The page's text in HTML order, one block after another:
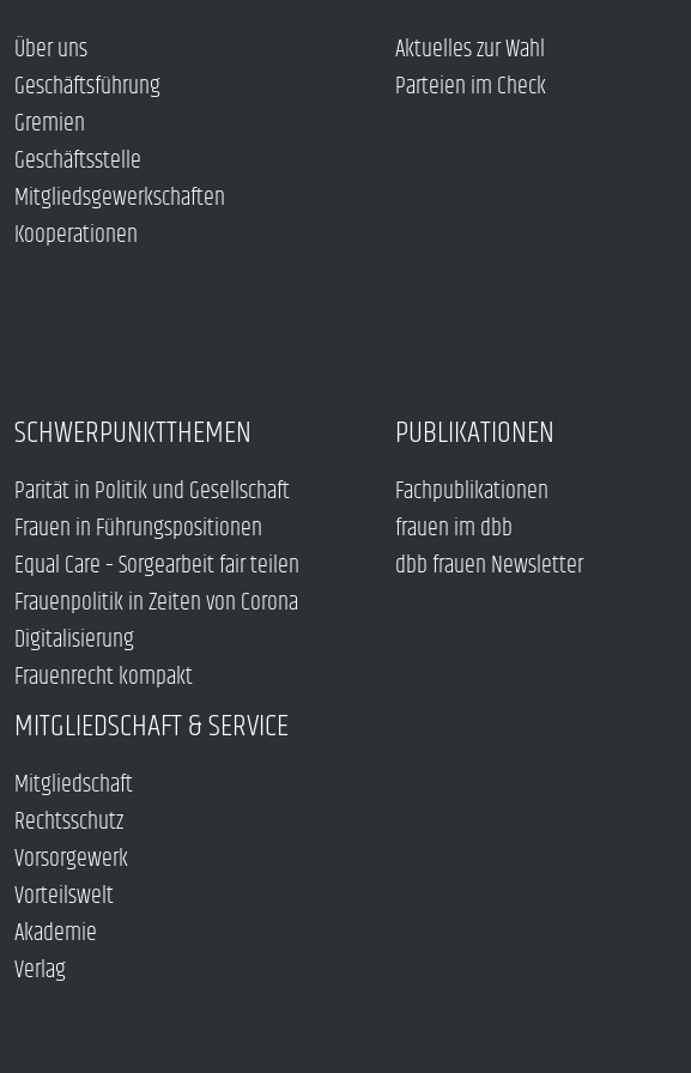
Über uns
Geschäftsführung
Gremien
Geschäftsstelle
Mitgliedsgewerkschaften
Kooperationen
Aktuelles zur Wahl
Parteien im Check
SCHWERPUNKTTHEMEN
Parität in Politik und Gesellschaft
Frauen in Führungspositionen
Equal Care – Sorgearbeit fair teilen
Frauenpolitik in Zeiten von Corona
Digitalisierung
Frauenrecht kompakt
PUBLIKATIONEN
Fachpublikationen
frauen im dbb
dbb frauen Newsletter
MITGLIEDSCHAFT & SERVICE
Mitgliedschaft
Rechtsschutz
Vorsorgewerk
Vorteilswelt
Akademie
Verlag